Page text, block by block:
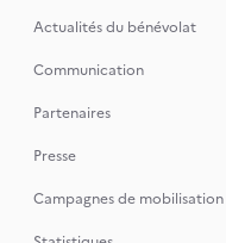
Actualités du bénévolat
Communication
Partenaires
Presse
Campagnes de mobilisation